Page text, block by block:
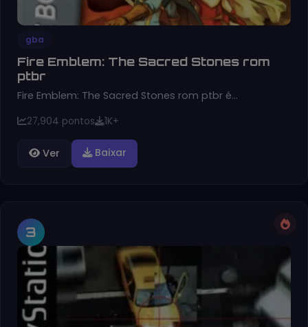
gba
Fire Emblem: The Sacred Stones rom
ptbr
Fire Emblem: The Sacred Stones rom ptbr é…
27,904 pontos 1K+
Ver Baixar
3